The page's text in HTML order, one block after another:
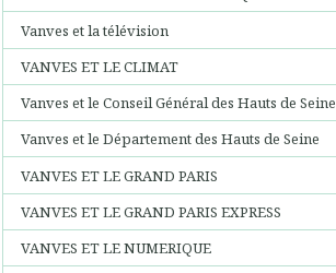
Vanves et la télévision
VANVES ET LE CLIMAT
Vanves et le Conseil Général des Hauts de Seine
Vanves et le Département des Hauts de Seine
VANVES ET LE GRAND PARIS
VANVES ET LE GRAND PARIS EXPRESS
VANVES ET LE NUMERIQUE